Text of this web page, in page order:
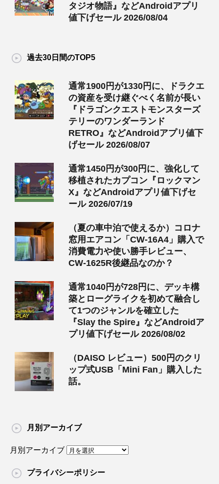
タジオ物語』などAndroidアプリ
値下げセール 2026/08/04
過去30日間のTOP5
通常1900円が1330円に、ドラクエ
の資産を受け継ぐべく名前が長い
『ドラゴンクエストモンスターズ
テリーのワンダーランド
RETRO』などAndroidアプリ値下
げセール 2026/08/07
通常1450円が300円に、強化して
移植されたカプコン『ロックマン
X』などAndroidアプリ値下げセ
ール 2026/07/19
（夏の車中泊で使えるか）コロナ
窓用エアコン「CW-16A4」購入で
消費電力や使い勝手レビュー、
CW-1625R後継品なのか？
通常1040円が728円に、デッキ構
築とローグライクを初めて融合し
て1つのジャンルを確立した
『Slay the Spire』などAndroidア
プリ値下げセール 2026/08/02
（DAISO レビュー）500円のクリ
ップ式USB「Mini Fan」購入した
話。
月別アーカイブ
月別アーカイブ
プライバシーポリシー